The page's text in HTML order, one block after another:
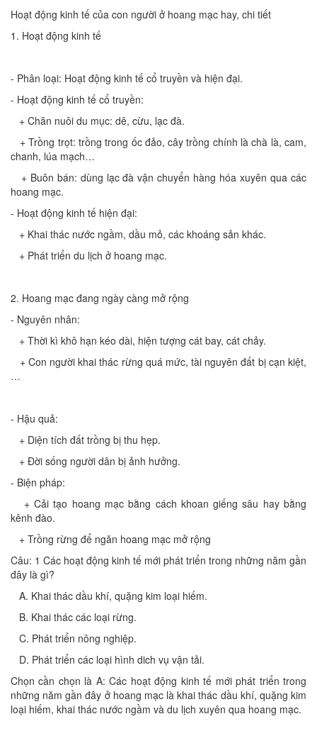
Hoạt động kinh tế của con người ở hoang mạc hay, chi tiết
1. Hoạt động kinh tế
- Phân loại: Hoạt động kinh tế cổ truyền và hiện đại.
- Hoạt động kinh tế cổ truyền:
+ Chăn nuôi du mục: dê, cừu, lạc đà.
+ Trồng trọt: trồng trong ốc đảo, cây trồng chính là chà là, cam,
chanh, lúa mạch…
+ Buôn bán: dùng lạc đà vận chuyển hàng hóa xuyên qua các
hoang mạc.
- Hoạt động kinh tế hiện đại:
+ Khai thác nước ngầm, dầu mỏ, các khoáng sản khác.
+ Phát triển du lịch ở hoang mạc.
2. Hoang mạc đang ngày càng mở rộng
- Nguyên nhân:
+ Thời kì khô hạn kéo dài, hiện tượng cát bay, cát chảy.
+ Con người khai thác rừng quá mức, tài nguyên đất bị cạn kiệt,
…
- Hậu quả:
+ Diện tích đất trồng bị thu hẹp.
+ Đời sống người dân bị ảnh hưởng.
- Biện pháp:
+ Cải tạo hoang mạc bằng cách khoan giếng sâu hay bằng
kênh đào.
+ Trồng rừng để ngăn hoang mạc mở rộng
Câu: 1 Các hoạt động kinh tế mới phát triển trong những năm gần
đây là gì?
A. Khai thác dầu khí, quặng kim loại hiếm.
B. Khai thác các loại rừng.
C. Phát triển nông nghiệp.
D. Phát triển các loại hình dich vụ vận tải.
Chọn cần chọn là A: Các hoạt động kinh tế mới phát triển trong
những năm gần đây ở hoang mạc là khai thác dầu khí, quặng kim
loại hiếm, khai thác nước ngầm và du lịch xuyên qua hoang mạc.